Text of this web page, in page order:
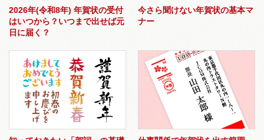
2026年(令和8年) 年賀状の受付
はいつから？いつまで出せば元
日に届く？
今さら聞けない年賀状の基本マ
ナー